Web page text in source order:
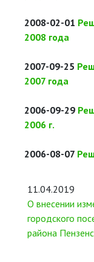
2008-02-01
2008 года
2007-09-25
2007 года
2006-09-29
2006 г.
2006-08-07
11.04.2019
О внесении
городского
района